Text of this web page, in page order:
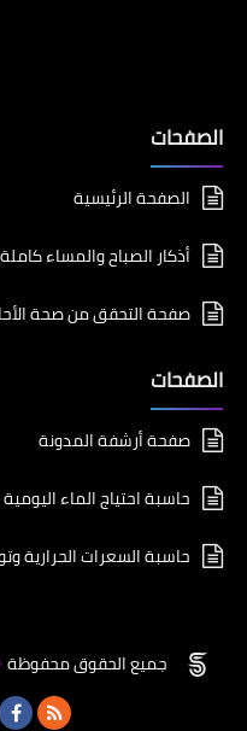
الصفحات
الصفحة الرئيسية
أذكار الصباح والمساء كاملة
صفحة التحقق من صحة
الصفحات
صفحة أرشفة المدونة
حاسبة احتياج الماء اليومية
حاسبة السعرات الحرارية
جميع الحقوق محفوظة